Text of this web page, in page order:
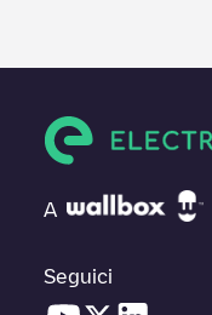
A
Seguici